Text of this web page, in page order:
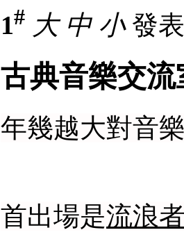
1# 大 中 小發
古典音樂交流
年幾越大對音
首出場是流浪